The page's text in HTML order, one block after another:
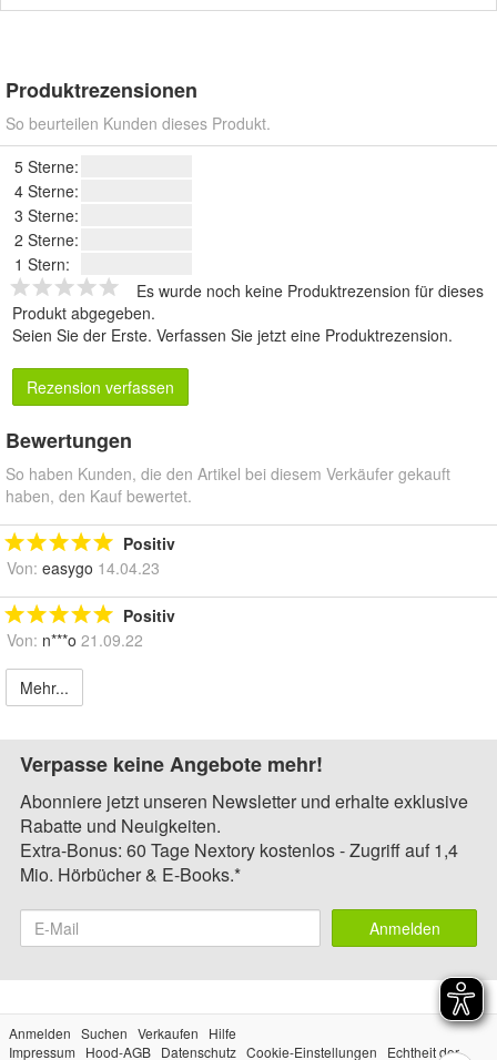
Produktrezensionen
So beurteilen Kunden dieses Produkt.
5 Sterne:
4 Sterne:
3 Sterne:
2 Sterne:
1 Stern:
Es wurde noch keine Produktrezension für dieses
Produkt abgegeben.
Seien Sie der Erste. Verfassen Sie jetzt eine Produktrezension.
Rezension verfassen
Bewertungen
So haben Kunden, die den Artikel bei diesem Verkäufer gekauft
haben, den Kauf bewertet.
Positiv
Von: easygo 14.04.23
Positiv
Von: n***o 21.09.22
Mehr...
Verpasse keine Angebote mehr!
Abonniere jetzt unseren Newsletter und erhalte exklusive
Rabatte und Neuigkeiten.
Extra-Bonus: 60 Tage Nextory kostenlos - Zugriff auf 1,4
Mio. Hörbücher & E-Books.*
Anmelden
Anmelden Suchen Verkaufen
Hilfe
Impressum
Hood-AGB Datenschutz Cookie-Einstellungen Echtheit der